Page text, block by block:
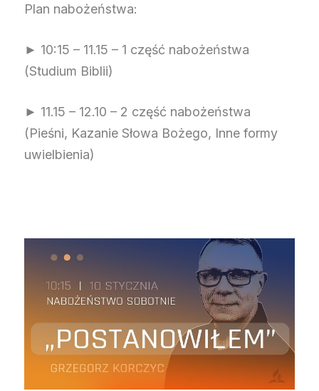
Plan nabożeństwa:
► 10:15 – 11.15 – 1 część nabożeństwa
(Studium Biblii)
► 11.15 – 12.10 – 2 część nabożeństwa
(Pieśni, Kazanie Słowa Bożego, Inne formy
uwielbienia)